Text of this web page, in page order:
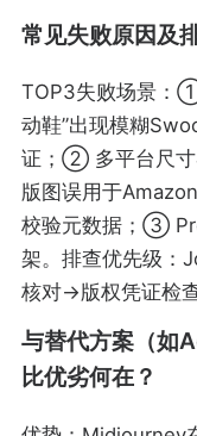
常见失败原因及
TOP3失败场景：
动鞋”出现模糊
证；② 多平台尺寸
版图误用于
校验元数据；③
架。排查优先级
核对→版权凭证检查
与替代方案（如
比优劣何在？